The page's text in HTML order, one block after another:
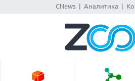
CNews Аналитика